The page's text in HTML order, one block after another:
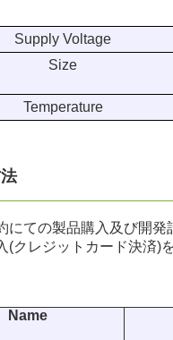
Supply Voltage
Size
Temperature
にての製品購入及び開発
(クレジットカード決済)
Name